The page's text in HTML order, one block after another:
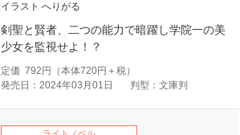
イラスト へりがる
剣聖と賢者、二つの能力で暗躍し学院一の美
少女を監視せよ！？
定価 792 円（本体720円＋税）
発売日：2024年03月01日
判型：文庫判